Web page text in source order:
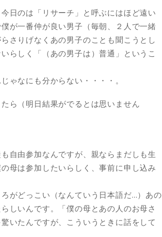
日のは「リサーチ」と呼ぶにはほど遠い
が一番仲が良い男子（毎朝、２人で一緒
さりげなくあの男子のことも聞こうとし
らしく「（あの男子は）普通」というこ
ゃなにも分からない・・・・。
ら（明日結果がでるとは思いません
自由参加なんですが、親ならまだしも生
母は参加したいらしく、事前に申し込み
がどっこい（なんていう日本語だ…）あの
しいんです。「僕の母とあの人のお母さ
いたんですが、こういうときに話をして